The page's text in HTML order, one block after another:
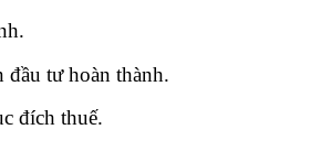
đầu tư hoàn thành.
đích thuế.